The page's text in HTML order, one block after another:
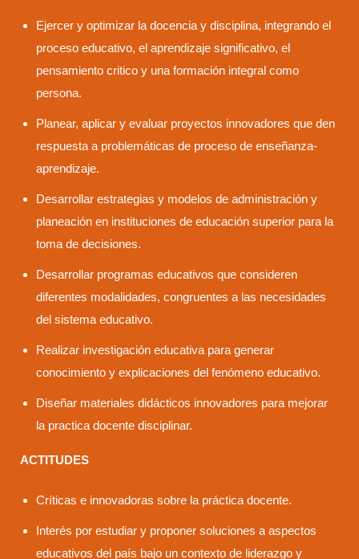
Ejercer y optimizar la docencia y disciplina, integrando el
proceso educativo, el aprendizaje significativo, el
pensamiento critico y una formación integral como
persona.
Planear, aplicar y evaluar proyectos innovadores que den
respuesta a problemáticas de proceso de enseñanza-
aprendizaje.
Desarrollar estrategias y modelos de administración y
planeación en instituciones de educación superior para la
toma de decisiones.
Desarrollar programas educativos que consideren
diferentes modalidades, congruentes a las necesidades
del sistema educativo.
Realizar investigación educativa para generar
conocimiento y explicaciones del fenómeno educativo.
Diseñar materiales didácticos innovadores para mejorar
la practica docente disciplinar.
ACTITUDES
Críticas e innovadoras sobre la práctica docente.
Interés por estudiar y proponer soluciones a aspectos
educativos del país bajo un contexto de liderazgo y